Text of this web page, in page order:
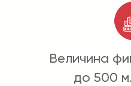
Величина
до 500